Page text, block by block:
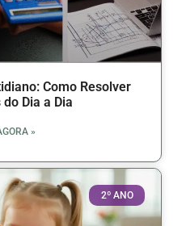
Como Resolver
Dia a Dia
»
2º ANO